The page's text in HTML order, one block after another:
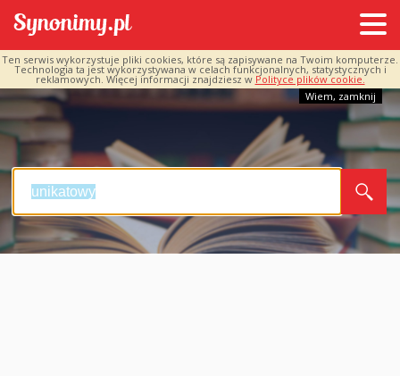
Ten serwis wykorzystuje pliki cookies, które są zapisywane na Twoim komputerze.
Technologia ta jest wykorzystywana w celach funkcjonalnych, statystycznych i
reklamowych. Więcej informacji znajdziesz w Polityce plików cookie.
Wiem, zamknij